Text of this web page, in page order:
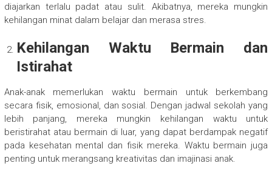
diajarkan terlalu padat atau sulit. Akibatnya, mereka mungkin
kehilangan minat dalam belajar dan merasa stres.
Kehilangan Waktu Bermain dan
Istirahat
Anak-anak memerlukan waktu bermain untuk berkembang
secara fisik, emosional, dan sosial. Dengan jadwal sekolah yang
lebih panjang, mereka mungkin kehilangan waktu untuk
beristirahat atau bermain di luar, yang dapat berdampak negatif
pada kesehatan mental dan fisik mereka. Waktu bermain juga
penting untuk merangsang kreativitas dan imajinasi anak.